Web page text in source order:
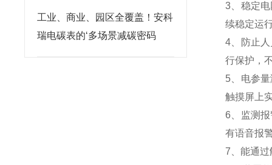
工业、商业、园区全覆盖！安科
瑞电碳表的‘多场景减碳密码
3、稳定
续稳定运
4、防止
行保护，
5、电参
触摸屏上
6、监测
有语音报
7、能通过